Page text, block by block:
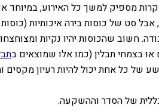
קרות מספיק למשך כל האירוע,
סט של כוסות בירה איכותיות (כוסות
חשוב שהכוסות יהיו נקיות
בצמחי תבלין (כמו אלו שמוצאים ב
של כל אחת יכול להיות רעיון מקסים
של הסדר וההשקעה.